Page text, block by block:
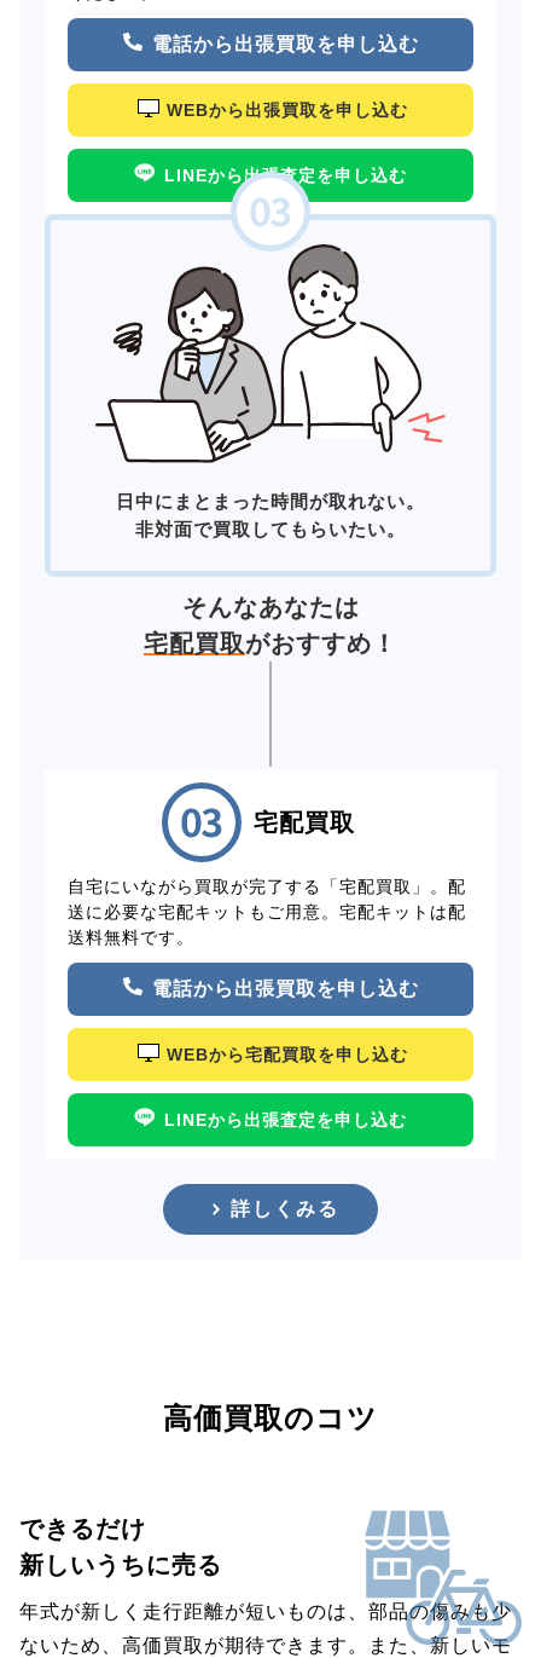
電話から出張買取を申し込む
WEBから出張買取を申し込む
LINEから出張査定を申し込む
日中にまとまった時間が取れない。
非対面で買取してもらいたい。
そんなあなたは
宅配買取がおすすめ！
宅配買取
自宅にいながら買取が完了する「宅配買取」。配
送に必要な宅配キットもご用意。宅配キットは配
送料無料です。
電話から出張買取を申し込む
WEBから宅配買取を申し込む
LINEから出張査定を申し込む
詳しくみる
高価買取のコツ
できるだけ
新しいうちに売る
年式が新しく走行距離が短いものは、部品の傷みも少
ないため、高価買取が期待できます。また、新しいモ